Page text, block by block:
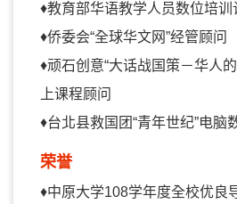
♦教育部华语教学人员数位培训
♦侨委会“全球华文网”经管顾问
♦顽石创意“大话战国策－华人
上课程顾问
♦台北县救国团“青年世纪”电脑
荣誉
♦中原大学108学年度全校优良